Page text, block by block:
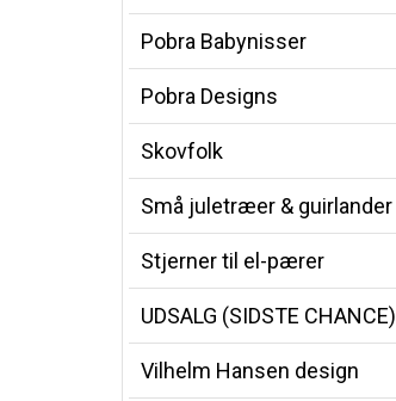
Pobra Babynisser
Pobra Designs
Skovfolk
Små juletræer & guirlander
Stjerner til el-pærer
UDSALG (SIDSTE CHANCE)
Vilhelm Hansen design